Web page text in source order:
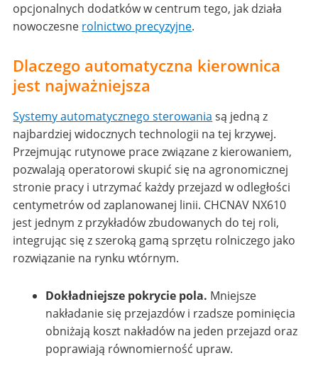
opcjonalnych dodatków w centrum tego, jak działa
nowoczesne rolnictwo precyzyjne.
Dlaczego automatyczna kierownica
jest najważniejsza
Systemy automatycznego sterowania są jedną z
najbardziej widocznych technologii na tej krzywej.
Przejmując rutynowe prace związane z kierowaniem,
pozwalają operatorowi skupić się na agronomicznej
stronie pracy i utrzymać każdy przejazd w odległości
centymetrów od zaplanowanej linii. CHCNAV NX610
jest jednym z przykładów zbudowanych do tej roli,
integrując się z szeroką gamą sprzętu rolniczego jako
rozwiązanie na rynku wtórnym.
Dokładniejsze pokrycie pola. Mniejsze
nakładanie się przejazdów i rzadsze pominięcia
obniżają koszt nakładów na jeden przejazd oraz
poprawiają równomierność upraw.